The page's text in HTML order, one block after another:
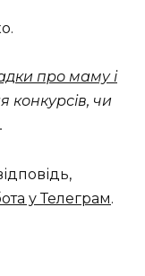
про маму і
конкурсів, чи
у Телеграм.